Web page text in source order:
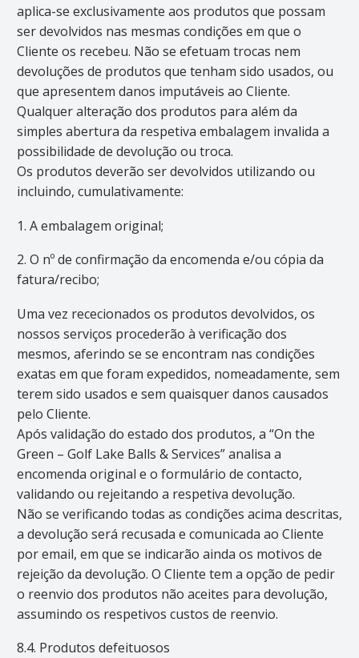
aplica-se exclusivamente aos produtos que possam
ser devolvidos nas mesmas condições em que o
Cliente os recebeu. Não se efetuam trocas nem
devoluções de produtos que tenham sido usados, ou
que apresentem danos imputáveis ao Cliente.
Qualquer alteração dos produtos para além da
simples abertura da respetiva embalagem invalida a
possibilidade de devolução ou troca.
Os produtos deverão ser devolvidos utilizando ou
incluindo, cumulativamente:
1. A embalagem original;
2. O nº de confirmação da encomenda e/ou cópia da
fatura/recibo;
Uma vez rececionados os produtos devolvidos, os
nossos serviços procederão à verificação dos
mesmos, aferindo se se encontram nas condições
exatas em que foram expedidos, nomeadamente, sem
terem sido usados e sem quaisquer danos causados
pelo Cliente.
Após validação do estado dos produtos, a “On the
Green – Golf Lake Balls & Services” analisa a
encomenda original e o formulário de contacto,
validando ou rejeitando a respetiva devolução.
Não se verificando todas as condições acima descritas,
a devolução será recusada e comunicada ao Cliente
por email, em que se indicarão ainda os motivos de
rejeição da devolução. O Cliente tem a opção de pedir
o reenvio dos produtos não aceites para devolução,
assumindo os respetivos custos de reenvio.
8.4. Produtos defeituosos